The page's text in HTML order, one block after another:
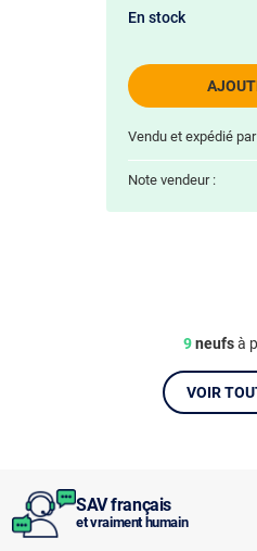
SAV français
et vraiment humain
En stock
Vendu et expédié
Note vendeur :
9neufsà
VOIR